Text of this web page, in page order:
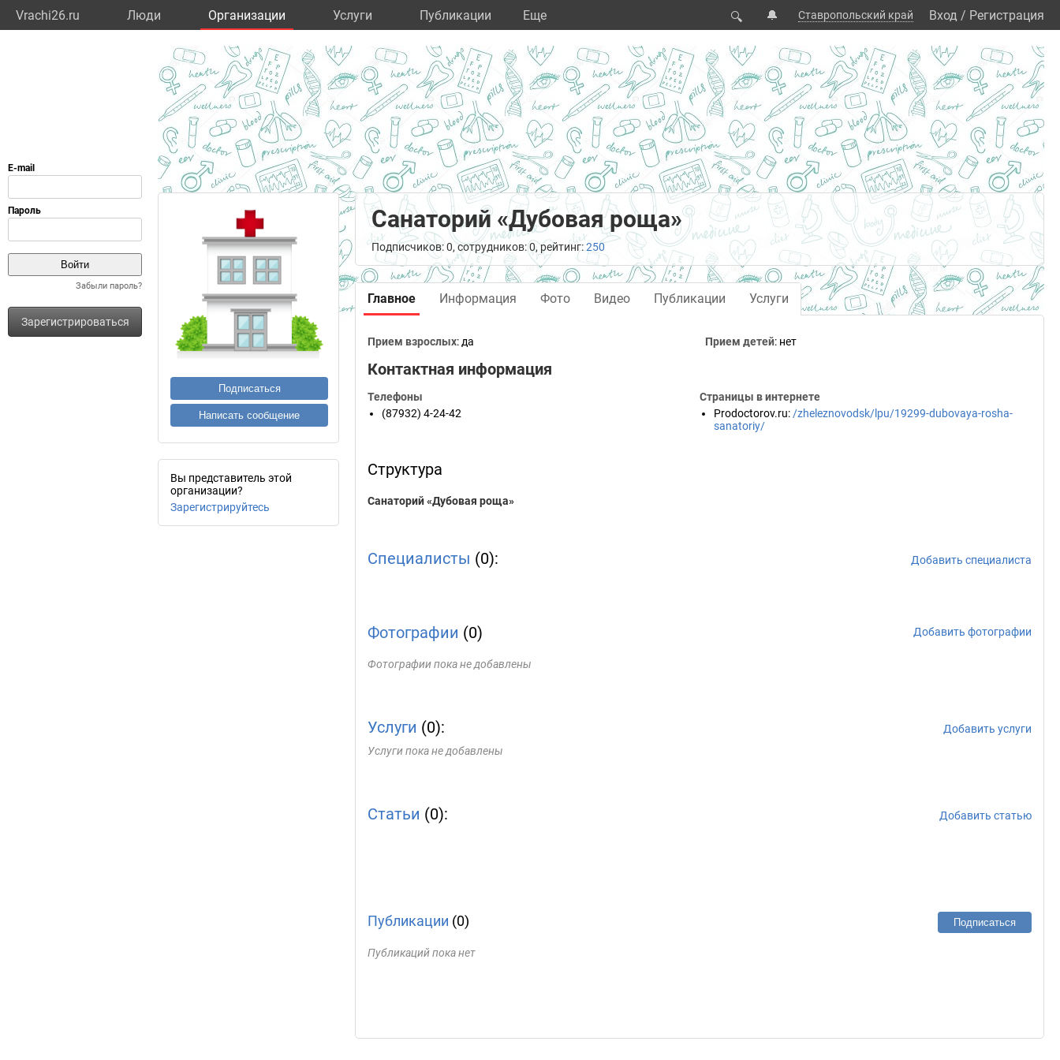
Vrachi26.ru Люди Организации Услуги Публикации Eще 🔍 🔔 Ставропольский край Вход / Регистрация
Забыли пароль?
Зарегистрироваться
Подписаться
Написать сообщение
Вы представитель этой
организации?
Зарегистрируйтесь
Санаторий «Дубовая роща»
Подписчиков: 0, сотрудников: 0, рейтинг:250
Главное Информация Фото Видео Публикации Услуги
Прием взрослых: да Прием детей: нет
Контактная информация
Телефоны
(87932) 4-24-42
Страницы в интернете
Prodoctorov.ru: /zheleznovodsk/lpu/19299-dubovaya-rosha-
sanatoriy/
Структура
Санаторий «Дубовая роща»
Специалисты (0): Добавить специалиста
Фотографии (0) Добавить фотографии
Фотографии пока не добавлены
Услуги (0):
Добавить услуги
Услуги пока не добавлены
Статьи (0): Добавить статью
Публикации (0) Подписаться
Публикаций пока нет